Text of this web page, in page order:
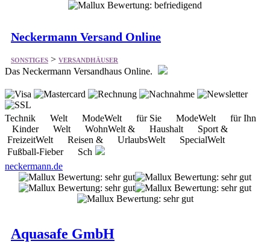
Neckermann Versand Online
SONSTIGES
Das Neckermann Versandhaus Online.
Technik Welt ModeWelt für Sie ModeWelt für Ihn
Kinder Welt WohnWelt & Haushalt Sport &
FreizeitWelt Reisen & UrlaubsWelt SpecialWelt
Fußball-Fieber Sch
neckermann.de
Aquasafe GmbH
SONSTIGES>VERSANDHÄUSER
Bietet vieles aus dem Bereich Wasserfilterung